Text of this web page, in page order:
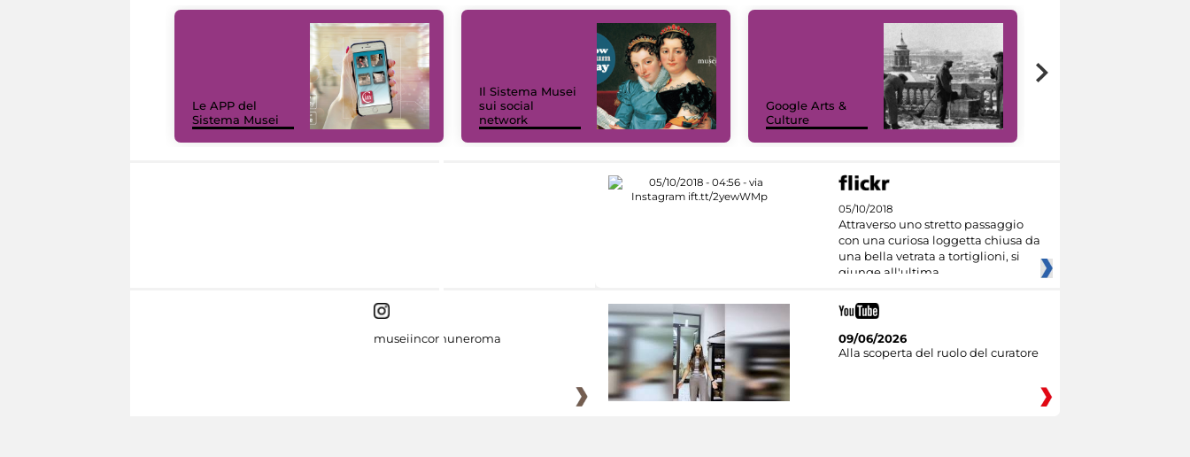
Le APP del
Sistema Musei
Il Sistema Musei
sui social
network
Google Arts &
Culture
05/10/2018
Attraverso uno stretto passaggio
con una curiosa loggetta chiusa da
una bella vetrata a tortiglioni, si
giunge all'ultima
museiincomuneroma
09/06/2026
Alla scoperta del ruolo del curatore